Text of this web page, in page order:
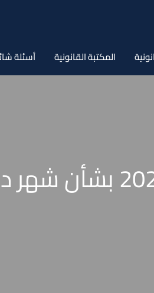
المكتبة القانونية أسئلة
منشور فني رقم 15